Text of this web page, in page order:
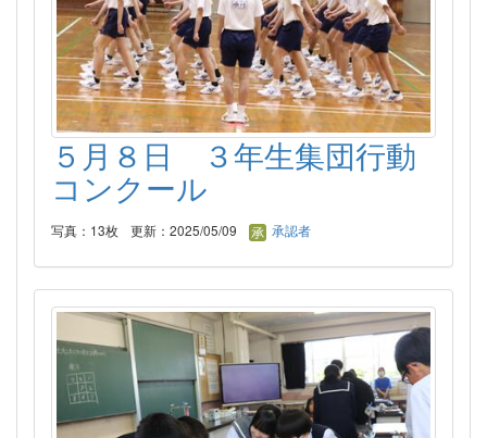
５月８日 ３年生集団行動
コンクール
写真：13枚 更新：2025/05/09 承認者